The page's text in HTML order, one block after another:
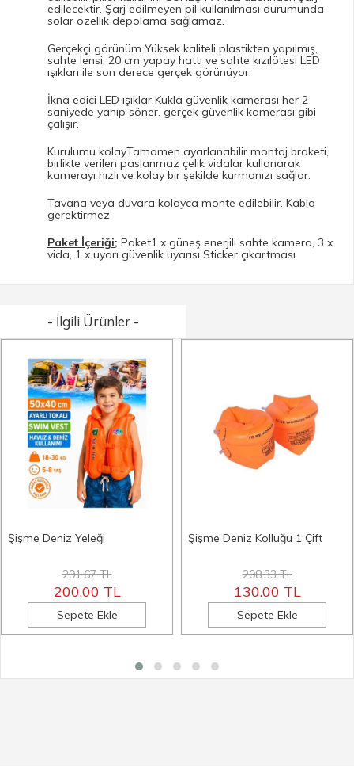
edilecektir. Şarj edilmeyen pil kullanılması durumunda
solar özellik depolama sağlamaz.
Gerçekçi görünüm Yüksek kaliteli plastikten yapılmış,
sahte lensi, 20 cm yapay hattı ve sahte kızılötesi LED
ışıkları ile son derece gerçek görünüyor.
İkna edici LED ışıklar Kukla güvenlik kamerası her 2
saniyede yanıp söner, gerçek güvenlik kamerası gibi
çalışır.
Kurulumu kolayTamamen ayarlanabilir montaj braketi,
birlikte verilen paslanmaz çelik vidalar kullanarak
kamerayı hızlı ve kolay bir şekilde kurmanızı sağlar.
Tavana veya duvara kolayca monte edilebilir. Kablo
gerektirmez
Paket İçeriği; Paket1 x güneş enerjili sahte kamera, 3 x
vida, 1 x uyarı güvenlik uyarısı Sticker çıkartması
- İlgili Ürünler -
Şişme Deniz Yeleği
291.67 TL
200.00 TL
Sepete Ekle
Şişme Deniz Kolluğu 1 Çift
208.33 TL
130.00 TL
Sepete Ekle